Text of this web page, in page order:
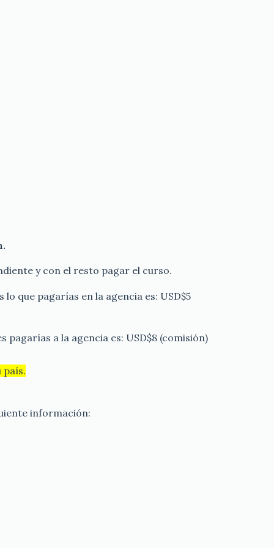
y con el resto pagar el curso.
que pagarías en la agencia es: USD$5
pagarías a la agencia es: USD$8 (comisión)
país.
información: